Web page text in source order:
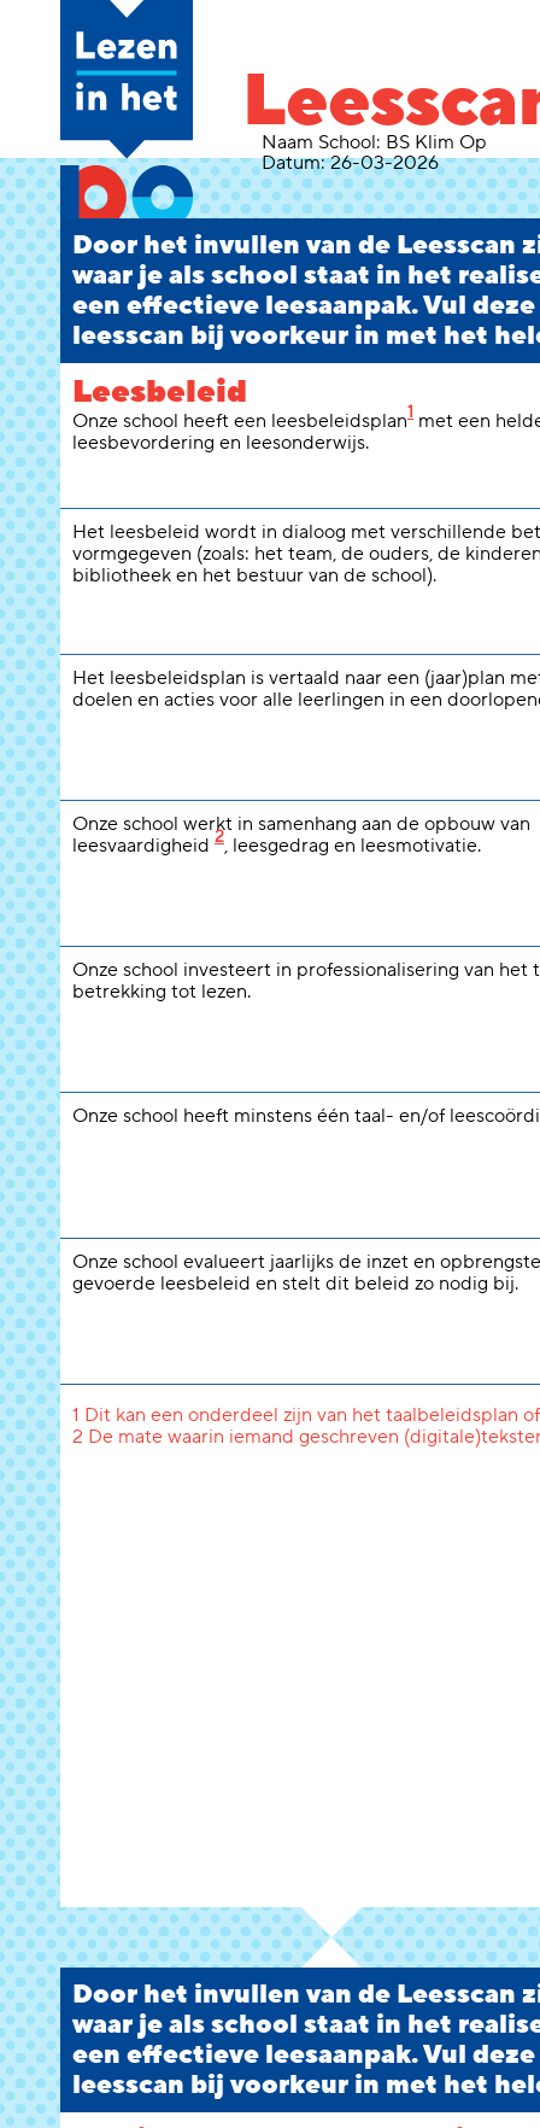
Naam School: BS Klim Op
Datum:26-03-2026
Door het invullen van de Leesscan
waar je als school staat in het
een effectieve leesaanpak. Vul deze
leesscan bij voorkeur in met het
Leesbeleid
Onze school heeft een leesbeleidsplan1 met een
leesbevordering en leesonderwijs.
Het leesbeleid wordt in dialoog met verschillende
vormgegeven (zoals: het team, de ouders, de
bibliotheek en het bestuur van de school).
Het leesbeleidsplan is vertaald naar een (jaar)plan
doelen en acties voor alle leerlingen in een
Onze school werkt in samenhang aan de opbouw van
leesvaardigheid 2, leesgedrag en leesmotivatie.
Onze school investeert in professionalisering van het
betrekking tot lezen.
Onze school heeft minstens één taal- en/of
Onze school evalueert jaarlijks de inzet en
gevoerde leesbeleid en stelt dit beleid zo nodig bij.
1 Dit kan een onderdeel zijn van het taalbeleidsplan
2 De mate waarin iemand geschreven
Door het invullen van de Leesscan
waar je als school staat in het
een effectieve leesaanpak. Vul deze
leesscan bij voorkeur in met het